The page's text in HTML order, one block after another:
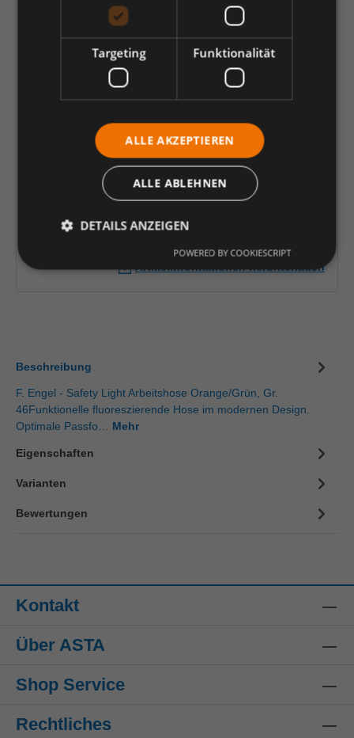
56 58 60 62 64
*
Anzahl verringern Anzahl erhöhen
Einheit
Artikelinformationen herunterladen
Beschreibung
F. Engel - Safety Light Arbeitshose Orange/Grün, Gr.
46Funktionelle fluoreszierende Hose im modernen Design.
Optimale Passfo… Mehr
Eigenschaften
Varianten
Bewertungen
Kontakt
Über ASTA
Shop Service
Rechtliches
Targeting Funktionalität
ALLE AKZEPTIEREN
ALLE ABLEHNEN
DETAILS ANZEIGEN
POWERED BY COOKIESCRIPT